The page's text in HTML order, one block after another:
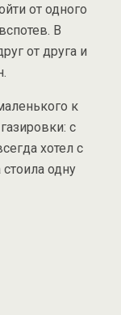
от одного
В
от друга и
к
с
хотел с
одну